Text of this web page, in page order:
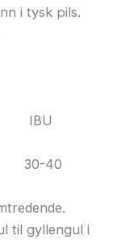
i tysk pils.
IBU
30-40
til gyllengul i